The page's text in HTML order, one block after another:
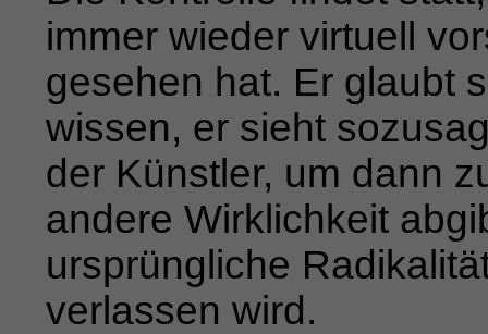
immer wieder virtuell
gesehen hat. Er glaubt
wis­sen, er sieht
der Künstler, um dann
ande­re Wirklichkeit
ursprüngliche
verlassen wird.